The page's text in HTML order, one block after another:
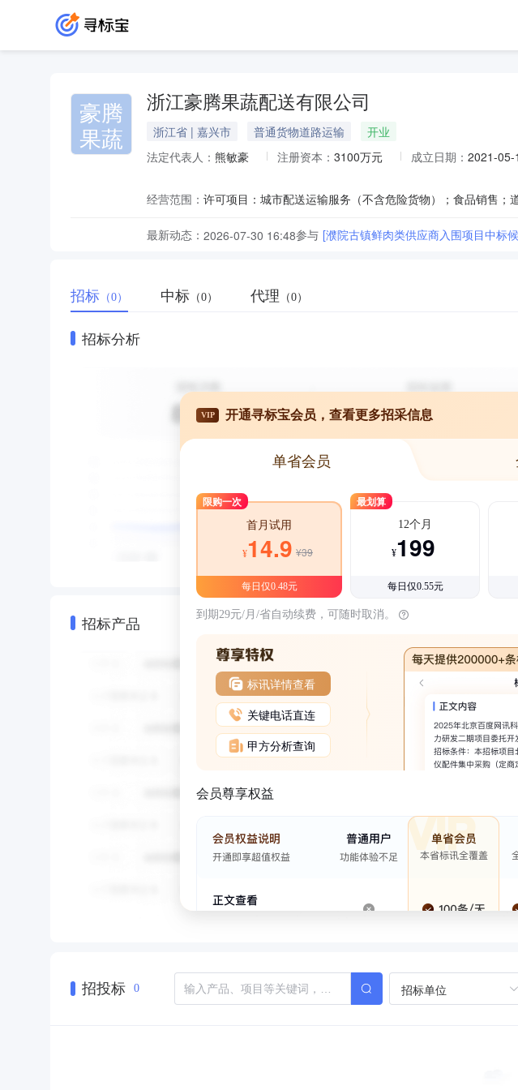
豪腾
果蔬
浙江豪腾果蔬配送有限公司
浙江省 | 嘉兴市 普通货物道路运输
开业
法定代表人： 熊敏豪 注册资本： 3100万元 成立日期： 2021-05-
经营范围：
最新动态： 2026-07-30 16:48参与 [濮院古镇鲜肉类供应商入围项目中标
招标 （0） 中标 （0） 代理 （0）
招标分析
招标产品
VIP 开通寻标宝会员，查看更多招采信息
单省会员
限购一次
首月试用
¥14.9 ¥39
每日仅0.48元
最划算
12个月
¥199
每日仅0.55元
到期29元/月/省自动续费，可随时取消。
标讯详情查看
关键电话直连
甲方分析查询
会员尊享权益
招投标 0 招标单位